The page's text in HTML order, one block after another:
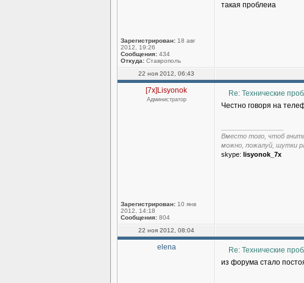
Зарегистрирован: 18 авг
2012, 19:26
Сообщения: 434
Откуда: Ставрополь
такая проблеиа
22 ноя 2012, 06:43
[7x]Lisyonok
Администратор
Зарегистрирован: 10 янв
2012, 14:18
Сообщения: 804
Re: Технические
Честно говоря на
Вместо того, чтоб
можно, пожалуй, шутки
skype: lisyonok_7x
22 ноя 2012, 08:04
elena
Re: Технические
из форума стало